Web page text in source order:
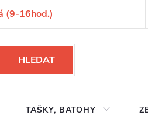
(9-16hod.)
ODSTOUPENÍ OD KUPNÍ SMLOUVY
HLEDAT
TAŠKY, BATOHY